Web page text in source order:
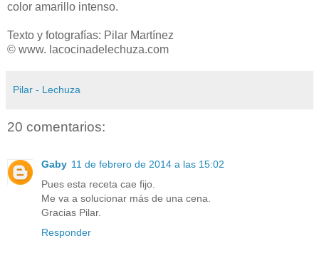
color amarillo intenso.
Texto y fotografías: Pilar Martínez
© www. lacocinadelechuza.com
Pilar - Lechuza
20 comentarios:
Gaby 11 de febrero de 2014 a las 15:02
Pues esta receta cae fijo.
Me va a solucionar más de una cena.
Gracias Pilar.
Responder